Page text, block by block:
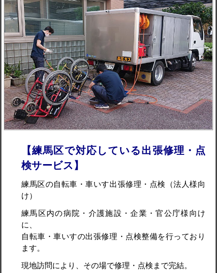
【練馬区で対応している出張修理・点
検サービス】
練馬区の自転車・車いす出張修理・点検（法人様向
け）
練馬区内の病院・介護施設・企業・官公庁様向け
に、
自転車・車いすの出張修理・点検整備を行っており
ます。
現地訪問により、その場で修理・点検まで完結。